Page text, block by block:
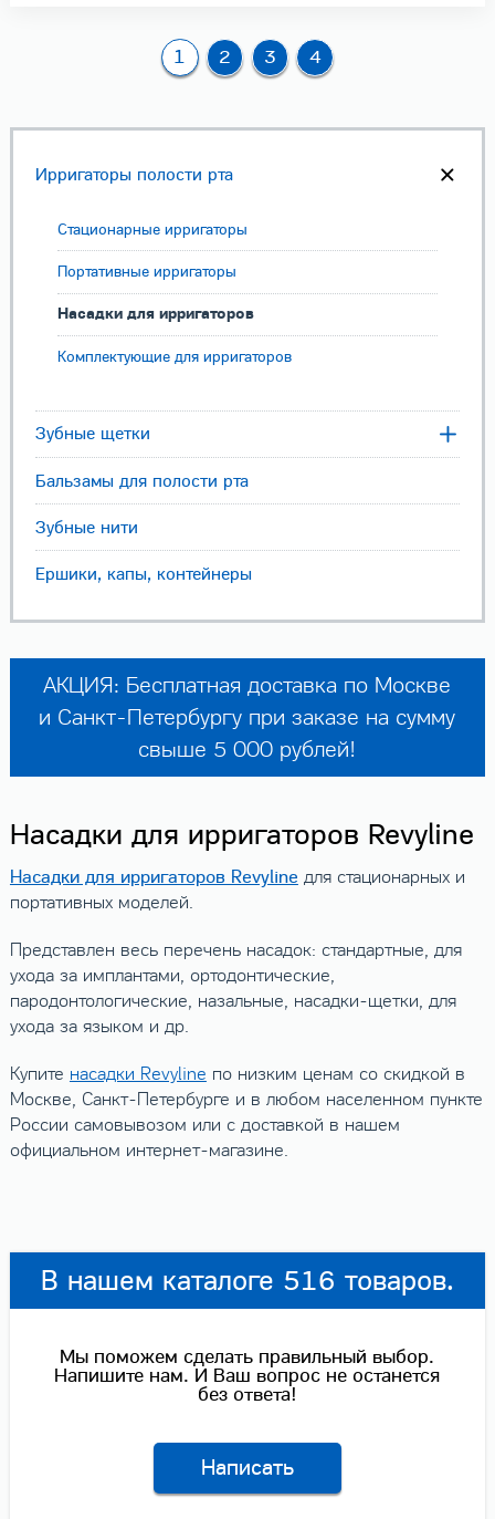
Ирригаторы полости рта
Стационарные ирригаторы
Портативные ирригаторы
Насадки для ирригаторов
Комплектующие для ирригаторов
Зубные щетки
Бальзамы для полости рта
Зубные нити
Ершики, капы, контейнеры
1 2 3 4
АКЦИЯ: Бесплатная доставка по Москве
и Санкт-Петербургу при заказе на сумму
свыше 5 000 рублей!
Насадки для ирригаторов Revyline
Насадки для ирригаторов Revyline для стационарных и
портативных моделей.
Представлен весь перечень насадок: стандартные, для
ухода за имплантами, ортодонтические,
пародонтологические, назальные, насадки-щетки, для
ухода за языком и др.
Купите насадки Revyline по низким ценам со скидкой в
Москве, Санкт-Петербурге и в любом населенном пункте
России самовывозом или с доставкой в нашем
официальном интернет-магазине.
В нашем каталоге 516 товаров.
Мы поможем сделать правильный выбор.
Напишите нам. И Ваш вопрос не останется
без ответа!
Написать